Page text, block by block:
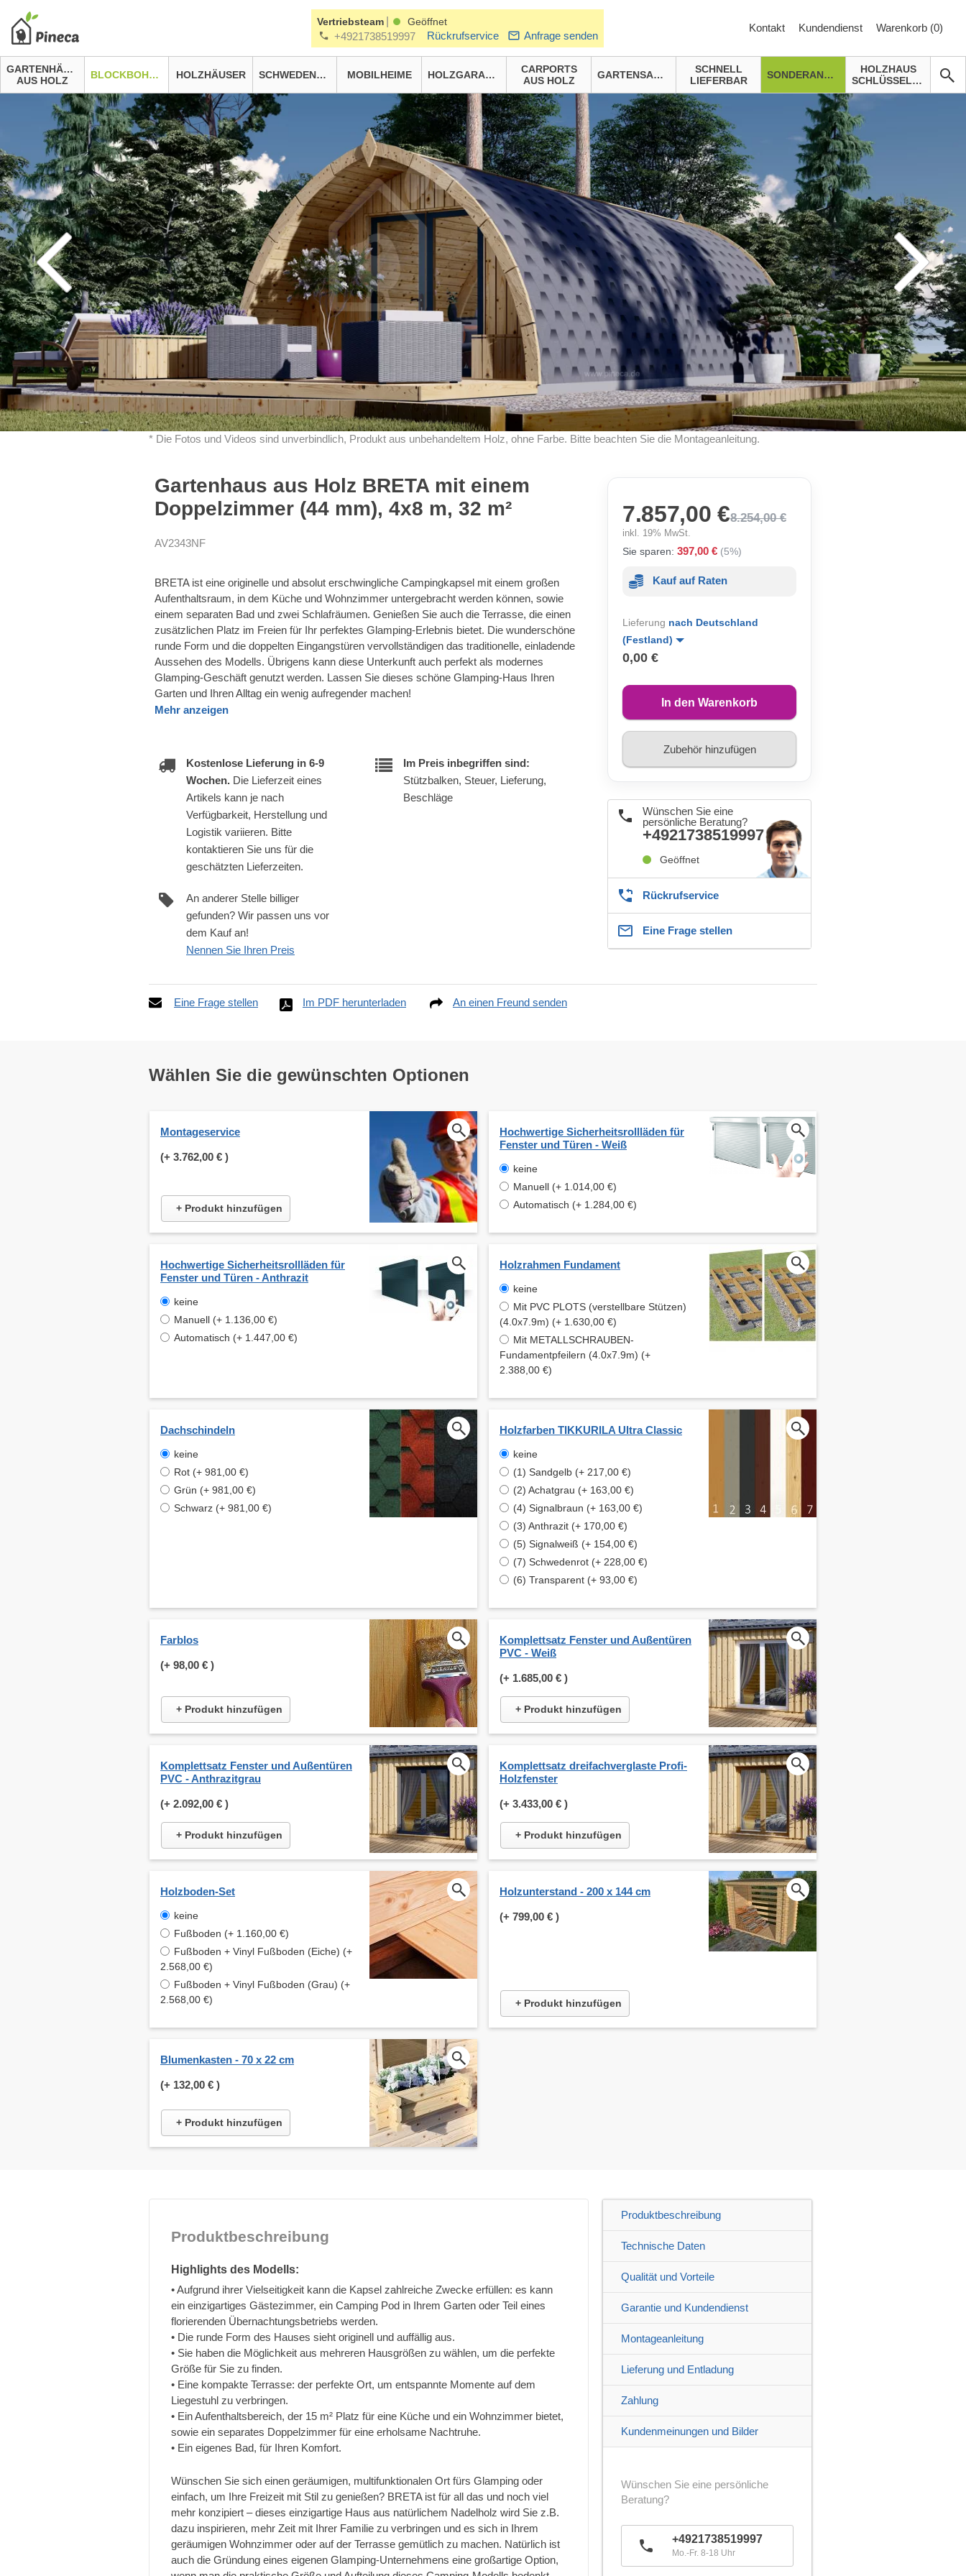
Vertriebsteam Geöffnet
+4921738519997 Rückrufservice Anfrage senden
Kontakt Kundendienst Warenkorb (0)
GARTENHÄUSER
AUS HOLZ
BLOCKBOHLENHÄUSER HOLZHÄUSER SCHWEDENHÄUSER MOBILHEIME HOLZGARAGEN
CARPORTS
AUS HOLZ
GARTENSAUNA
SCHNELL
LIEFERBAR
SONDERANGEBOTE
HOLZHAUS
SCHLÜSSELFERTIG
* Die Fotos und Videos sind unverbindlich, Produkt aus unbehandeltem Holz, ohne Farbe. Bitte beachten Sie die Montageanleitung.
Gartenhaus aus Holz BRETA mit einem
Doppelzimmer (44 mm), 4x8 m, 32 m²
AV2343NF
BRETA ist eine originelle und absolut erschwingliche Campingkapsel mit einem großen
Aufenthaltsraum, in dem Küche und Wohnzimmer untergebracht werden können, sowie
einem separaten Bad und zwei Schlafräumen. Genießen Sie auch die Terrasse, die einen
zusätzlichen Platz im Freien für Ihr perfektes Glamping-Erlebnis bietet. Die wunderschöne
runde Form und die doppelten Eingangstüren vervollständigen das traditionelle, einladende
Aussehen des Modells. Übrigens kann diese Unterkunft auch perfekt als modernes
Glamping-Geschäft genutzt werden. Lassen Sie dieses schöne Glamping-Haus Ihren
Garten und Ihren Alltag ein wenig aufregender machen!
Mehr anzeigen
Kostenlose Lieferung in 6-9
Wochen. Die Lieferzeit eines
Artikels kann je nach
Verfügbarkeit, Herstellung und
Logistik variieren. Bitte
kontaktieren Sie uns für die
geschätzten Lieferzeiten.
Im Preis inbegriffen sind:
Stützbalken, Steuer, Lieferung,
Beschläge
An anderer Stelle billiger
gefunden? Wir passen uns vor
dem Kauf an!
Nennen Sie Ihren Preis
7.857,00 €8.254,00 €
inkl. 19% MwSt.
Sie sparen: 397,00 € (5%)
Kauf auf Raten
Lieferung nach Deutschland
(Festland)
0,00 €
In den Warenkorb
Zubehör hinzufügen
Wünschen Sie eine
persönliche Beratung?
+4921738519997
Geöffnet
Rückrufservice
Eine Frage stellen
Eine Frage stellen Im PDF herunterladen An einen Freund senden
Wählen Sie die gewünschten Optionen
Montageservice
(+ 3.762,00 € )
+ Produkt hinzufügen
Hochwertige Sicherheitsrollläden für
Fenster und Türen - Weiß
keine
Manuell (+ 1.014,00 €)
Automatisch (+ 1.284,00 €)
Hochwertige Sicherheitsrollläden für
Fenster und Türen - Anthrazit
keine
Manuell (+ 1.136,00 €)
Automatisch (+ 1.447,00 €)
Holzrahmen Fundament
keine
Mit PVC PLOTS (verstellbare Stützen)
(4.0x7.9m) (+ 1.630,00 €)
Mit METALLSCHRAUBEN-
Fundamentpfeilern (4.0x7.9m) (+
2.388,00 €)
Dachschindeln
keine
Rot (+ 981,00 €)
Grün (+ 981,00 €)
Schwarz (+ 981,00 €)
Holzfarben TIKKURILA Ultra Classic
keine
(1) Sandgelb (+ 217,00 €)
(2) Achatgrau (+ 163,00 €)
(4) Signalbraun (+ 163,00 €)
(3) Anthrazit (+ 170,00 €)
(5) Signalweiß (+ 154,00 €)
(7) Schwedenrot (+ 228,00 €)
(6) Transparent (+ 93,00 €)
Farblos
(+ 98,00 € )
+ Produkt hinzufügen
Komplettsatz Fenster und Außentüren
PVC - Weiß
(+ 1.685,00 € )
+ Produkt hinzufügen
Komplettsatz Fenster und Außentüren
PVC - Anthrazitgrau
(+ 2.092,00 € )
+ Produkt hinzufügen
Komplettsatz dreifachverglaste Profi-
Holzfenster
(+ 3.433,00 € )
+ Produkt hinzufügen
Holzboden-Set
keine
Fußboden (+ 1.160,00 €)
Fußboden + Vinyl Fußboden (Eiche) (+
2.568,00 €)
Fußboden + Vinyl Fußboden (Grau) (+
2.568,00 €)
Holzunterstand - 200 x 144 cm
(+ 799,00 € )
+ Produkt hinzufügen
Blumenkasten - 70 x 22 cm
(+ 132,00 € )
+ Produkt hinzufügen
Produktbeschreibung
Highlights des Modells:
• Aufgrund ihrer Vielseitigkeit kann die Kapsel zahlreiche Zwecke erfüllen: es kann
ein einzigartiges Gästezimmer, ein Camping Pod in Ihrem Garten oder Teil eines
florierenden Übernachtungsbetriebs werden.
• Die runde Form des Hauses sieht originell und auffällig aus.
• Sie haben die Möglichkeit aus mehreren Hausgrößen zu wählen, um die perfekte
Größe für Sie zu finden.
• Eine kompakte Terrasse: der perfekte Ort, um entspannte Momente auf dem
Liegestuhl zu verbringen.
• Ein Aufenthaltsbereich, der 15 m² Platz für eine Küche und ein Wohnzimmer bietet,
sowie ein separates Doppelzimmer für eine erholsame Nachtruhe.
• Ein eigenes Bad, für Ihren Komfort.
Wünschen Sie sich einen geräumigen, multifunktionalen Ort fürs Glamping oder
einfach, um Ihre Freizeit mit Stil zu genießen? BRETA ist für all das und noch viel
mehr konzipiert – dieses einzigartige Haus aus natürlichem Nadelholz wird Sie z.B.
dazu inspirieren, mehr Zeit mit Ihrer Familie zu verbringen und es sich in Ihrem
geräumigen Wohnzimmer oder auf der Terrasse gemütlich zu machen. Natürlich ist
auch die Gründung eines eigenen Glamping-Unternehmens eine großartige Option,
Produktbeschreibung
Technische Daten
Qualität und Vorteile
Garantie und Kundendienst
Montageanleitung
Lieferung und Entladung
Zahlung
Kundenmeinungen und Bilder
Wünschen Sie eine persönliche
Beratung?
+4921738519997
Mo.-Fr. 8-18 Uhr